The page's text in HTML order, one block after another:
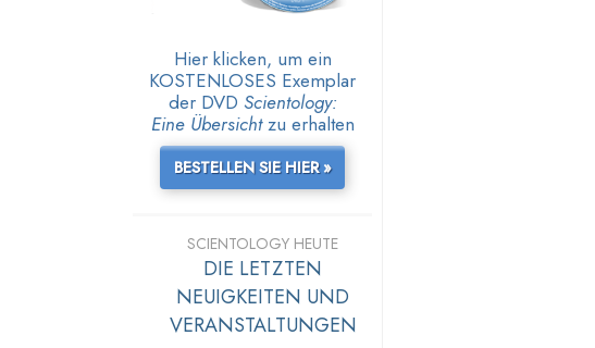
Hier klicken, um ein
KOSTENLOSES Exemplar
der DVD Scientology:
Eine Übersichtzu erhalten
BESTELLEN SIE HIER »
SCIENTOLOGY HEUTE
DIE LETZTEN
NEUIGKEITEN UND
VERANSTALTUNGEN